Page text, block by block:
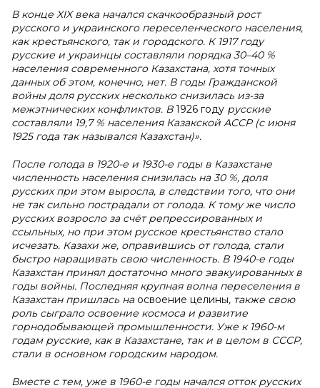
В конце XIX века начался скачкообразный рост
русского и украинского переселенческого населения,
как крестьянского, так и городского. К 1917 году
русские и украинцы составляли порядка 30–40 %
населения современного Казахстана, хотя точных
данных об этом, конечно, нет. В годы Гражданской
войны доля русских несколько снизилась из-за
межэтнических конфликтов. В1926 году русские
составляли 19,7 % населения Казакской АССР (с июня
1925 года так назывался Казахстан)».
После голода в 1920-е и 1930-е годы в Казахстане
численность населения снизилась на 30 %, доля
русских при этом выросла, в следствии того, что они
не так сильно пострадали от голода. К тому же число
русских возросло за счёт репрессированных и
ссыльных, но при этом русское крестьянство стало
исчезать. Казахи же, оправившись от голода, стали
быстро наращивать свою численность. В 1940-е годы
Казахстан принял достаточно много эвакуированных в
годы войны. Последняя крупная волна переселения в
Казахстан пришлась на освоение целины, также свою
роль сыграло освоение космоса и развитие
горнодобывающей промышленности. Уже к 1960-м
годам русские, как в Казахстане, так и в целом в СССР,
стали в основном городским народом.
Вместе с тем, уже в 1960-е годы начался отток русских